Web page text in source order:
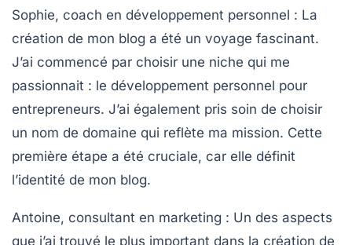
Sophie, coach en développement personnel : La
création de mon blog a été un voyage fascinant.
J’ai commencé par choisir une niche qui me
passionnait : le développement personnel pour
entrepreneurs. J’ai également pris soin de choisir
un nom de domaine qui reflète ma mission. Cette
première étape a été cruciale, car elle définit
l’identité de mon blog.
Antoine, consultant en marketing : Un des aspects
que j’ai trouvé le plus important dans la création de